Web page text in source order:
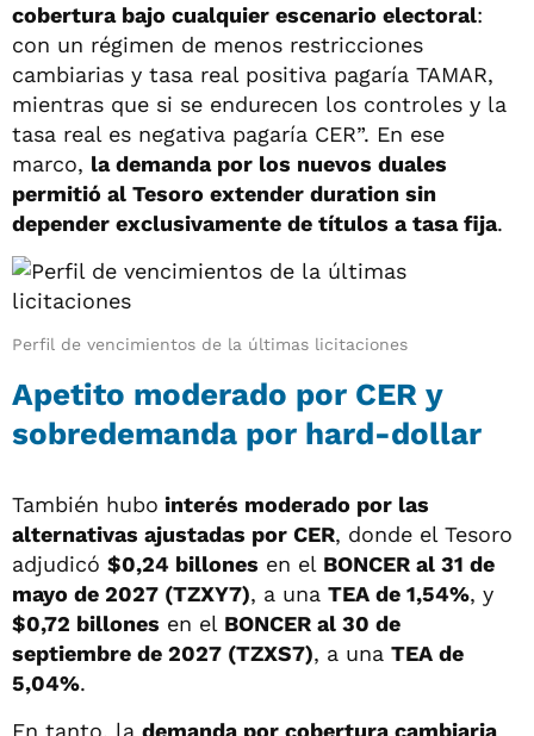
cobertura bajo cualquier escenario electoral:
con un régimen de menos restricciones
cambiarias y tasa real positiva pagaría TAMAR,
mientras que si se endurecen los controles y la
tasa real es negativa pagaría CER”. En ese
marco, la demanda por los nuevos duales
permitió al Tesoro extender duration sin
depender exclusivamente de títulos a tasa fija.
Perfil de vencimientos de la últimas licitaciones
Apetito moderado por CER y
sobredemanda por hard-dollar
También hubo interés moderado por las
alternativas ajustadas por CER, donde el Tesoro
adjudicó $0,24 billones en el BONCER al 31 de
mayo de 2027 (TZXY7), a una TEA de 1,54%, y
$0,72 billones en el BONCER al 30 de
septiembre de 2027 (TZXS7), a una TEA de
5,04%.
En tanto, la demanda por cobertura cambiaria